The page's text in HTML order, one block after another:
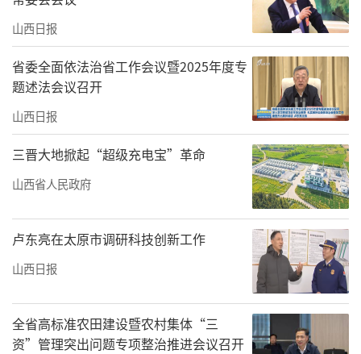
山西日报
省委全面依法治省工作会议暨2025年度专
题述法会议召开
山西日报
三晋大地掀起“超级充电宝”革命
山西省人民政府
卢东亮在太原市调研科技创新工作
山西日报
全省高标准农田建设暨农村集体“三
资”管理突出问题专项整治推进会议召开